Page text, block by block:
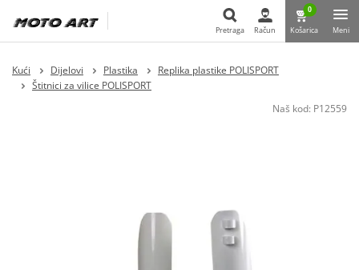
Pretraga Račun
0
Košarica Meni
Kući Dijelovi Plastika
Replika plastike POLISPORT
Štitnici za vilice POLISPORT
Naš kod: P12559